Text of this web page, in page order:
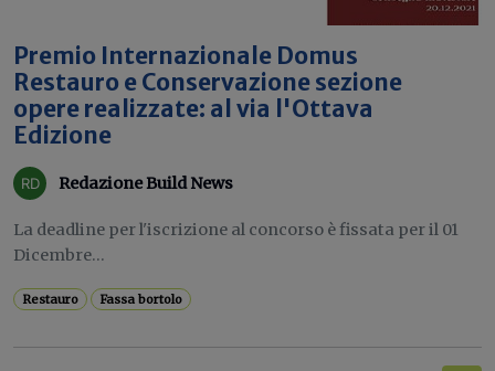
Premio Internazionale Domus
Restauro e Conservazione sezione
opere realizzate: al via l'Ottava
Edizione
Redazione Build News
La deadline per l'iscrizione al concorso è fissata per il 01
Dicembre...
Restauro Fassa bortolo